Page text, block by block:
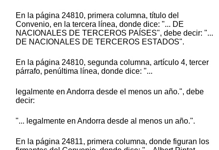
En la página 24810, primera columna, título del
Convenio, en la tercera línea, donde dice: "... DE
NACIONALES DE TERCEROS PAÍSES", debe decir: "...
DE NACIONALES DE TERCEROS ESTADOS".
En la página 24810, segunda columna, artículo 4, tercer
párrafo, penúltima línea, donde dice: "...
legalmente en Andorra desde el menos un año.", debe
decir:
"... legalmente en Andorra desde al menos un año.".
En la página 24811, primera columna, donde figuran los